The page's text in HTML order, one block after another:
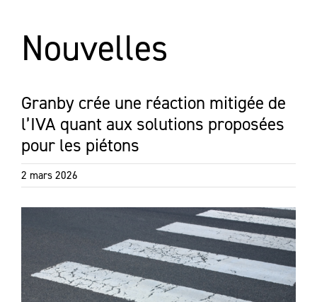
Nouvelles
Granby crée une réaction mitigée de
l’IVA quant aux solutions proposées
pour les piétons
2 mars 2026